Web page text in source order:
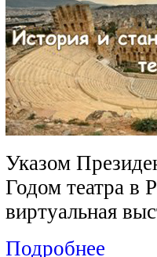
Указом
Годом театра в
виртуальная
Подробнее